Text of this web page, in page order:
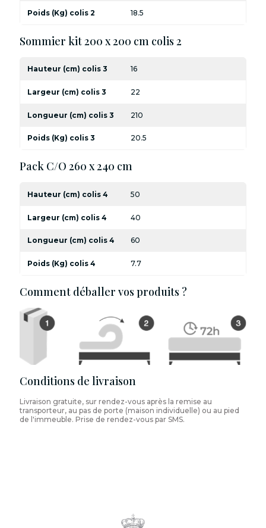
Poids (Kg) colis 2 18.5
Sommier kit 200 x 200 cm colis 2
Hauteur (cm) colis 3 16
Largeur (cm) colis 3 22
Longueur (cm) colis 3 210
Poids (Kg) colis 3 20.5
Pack C/O 260 x 240 cm
Hauteur (cm) colis 4 50
Largeur (cm) colis 4 40
Longueur (cm) colis 4 60
Poids (Kg) colis 4 7.7
Comment déballer vos produits ?
Conditions de livraison
Livraison gratuite, sur rendez-vous après la remise au
transporteur, au pas de porte (maison individuelle) ou au pied
de l'immeuble. Prise de rendez-vous par SMS.